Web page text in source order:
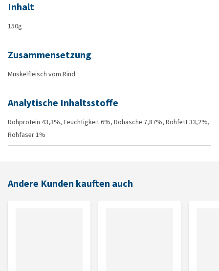
Inhalt
150g
Zusammensetzung
Muskelfleisch vom Rind
Analytische Inhaltsstoffe
Rohprotein 43,3%, Feuchtigkeit 6%, Rohasche 7,87%, Rohfett 33,2%,
Rohfaser 1%
Andere Kunden kauften auch